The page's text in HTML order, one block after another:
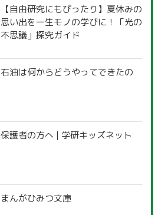
【自由研究にもぴったり】夏休みの
思い出を一生モノの学びに！「光の
不思議」探究ガイド
石油は何からどうやってできたの
保護者の方へ | 学研キッズネット
まんがひみつ文庫